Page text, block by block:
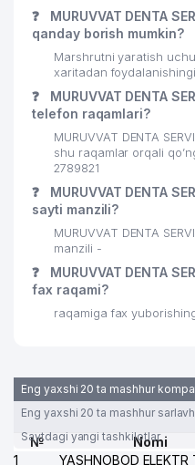
29
TIBBIY ASBOB-
30 PROMO SISTEM
31 MAGNUM
32 BILAG'ON-DONO
34 AVIA GO MChJ
35 EKSPERT-BAHO
36 AZR-TEXTILE
VETERINARIYA
39 EURO DENTAL
WINDOW MChJ
❓
MURUVVAT DENTA
qanday borish mumkin?
Marshrutni yaratish
xaritadan
❓
MURUVVAT DENTA
telefon raqamlari?
MURUVVAT DENTA
shu raqamlar orqali
2789821
❓
MURUVVAT DENTA
sayti manzili?
MURUVVAT DENTA
manzili -
❓
MURUVVAT DENTA
fax raqami?
raqamiga fax
Eng yaxshi 20 ta mashhur
Eng yaxshi 20 ta mashhur
Saytdagi yangi tashkilotlar
№
Nomi
1